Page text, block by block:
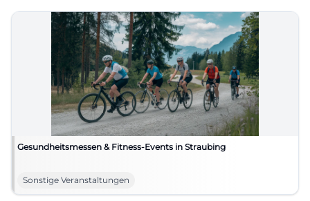
Gesundheitsmessen & Fitness-Events in Straubing
Sonstige Veranstaltungen